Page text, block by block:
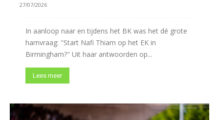
27/07/2026
In aanloop naar en tijdens het BK was het dé grote
hamvraag: "Start Nafi Thiam op het EK in
Birmingham?" Uit haar antwoorden op...
Lees meer